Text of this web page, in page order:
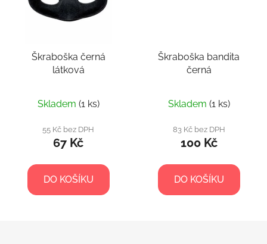
Škraboška černá
látková
Skladem (1 ks)
55 Kč bez DPH
67 Kč
DO KOŠÍKU
Škraboška bandita
černá
Skladem (1 ks)
83 Kč bez DPH
100 Kč
DO KOŠÍKU